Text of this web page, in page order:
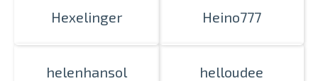
Hexelinger Heino777
helenhansol helloudee